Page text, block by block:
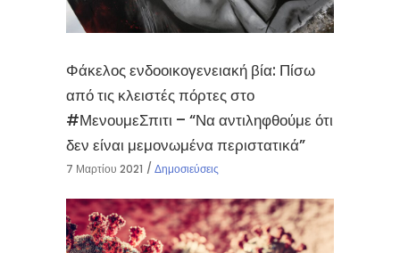
Φάκελος ενδοοικογενειακή βία: Πίσω
από τις κλειστές πόρτες στο
#ΜενουμεΣπιτι – “Να αντιληφθούμε ότι
δεν είναι μεμονωμένα περιστατικά”
7 Μαρτίου 2021 Δημοσιεύσεις